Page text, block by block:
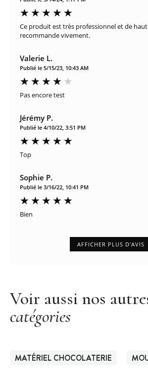
Ce produit est très professionnel et de
recommande vivement.
Valerie L.
Publié le 5/15/23, 10:43 AM
Pas encore test
Jérémy P.
Publié le 4/10/22, 3:51 PM
Top
Sophie P.
Publié le 3/16/22, 10:41 PM
Bien
AFFICHER PLUS D'AVIS
Voir aussi nos
catégories
MATÉRIEL CHOCOLATERIE